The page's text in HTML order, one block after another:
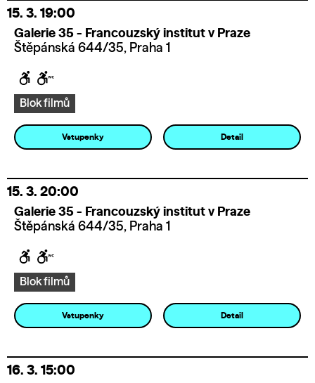
15. 3. 19:00
Galerie 35 - Francouzský institut v Praze
Štěpánská 644/35, Praha 1
Blok filmů
Vstupenky Detail
15. 3. 20:00
Galerie 35 - Francouzský institut v Praze
Štěpánská 644/35, Praha 1
Blok filmů
Vstupenky Detail
16. 3. 15:00